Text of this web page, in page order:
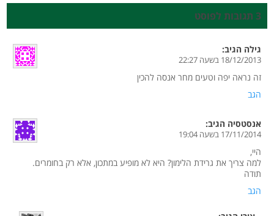
3 תגובות לפוסט
גילה הגיב:
18/12/2013 בשעה 22:27
זה נראה יפה וטעים מחר אנסה להכין
הגב
אנסטסיה הגיב:
17/11/2014 בשעה 19:04
היי,
למה צריך את גרידת הלימון? היא לא מופיע במתכון, אלא רק בחומרים.
תודה
הגב